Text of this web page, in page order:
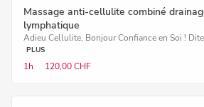
Massage anti-cellulite combiné
lymphatique
Adieu Cellulite, Bonjour Confiance en Soi !
PLUS
1h 120,00 CHF